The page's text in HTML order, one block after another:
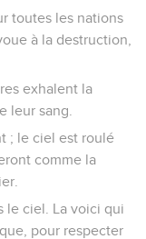
toutes les nations
à la destruction,
exhalent la
leur sang.
; le ciel est roulé
comme la
le ciel. La voici qui
pour respecter